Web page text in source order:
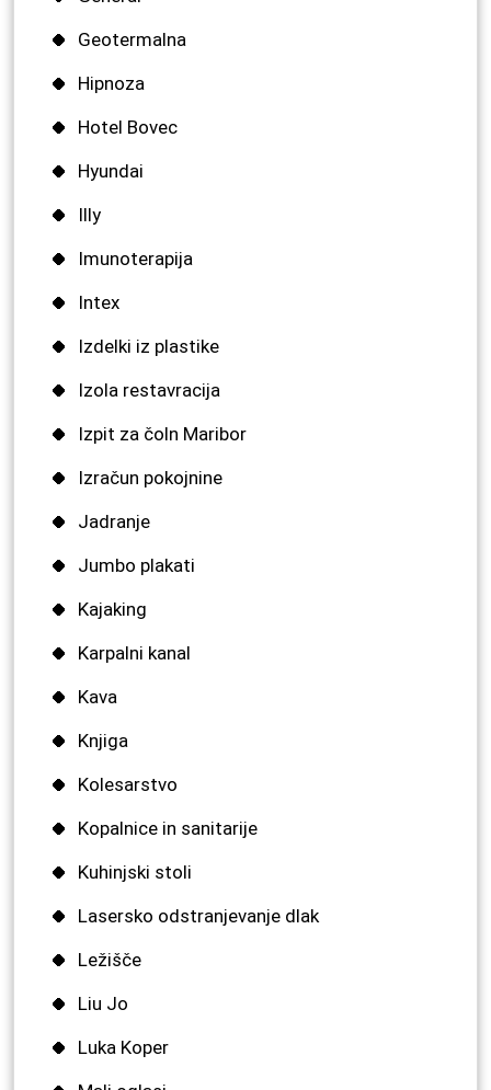
Geotermalna
Hipnoza
Hotel Bovec
Hyundai
Illy
Imunoterapija
Intex
Izdelki iz plastike
Izola restavracija
Izpit za čoln Maribor
Izračun pokojnine
Jadranje
Jumbo plakati
Kajaking
Karpalni kanal
Kava
Knjiga
Kolesarstvo
Kopalnice in sanitarije
Kuhinjski stoli
Lasersko odstranjevanje dlak
Ležišče
Liu Jo
Luka Koper